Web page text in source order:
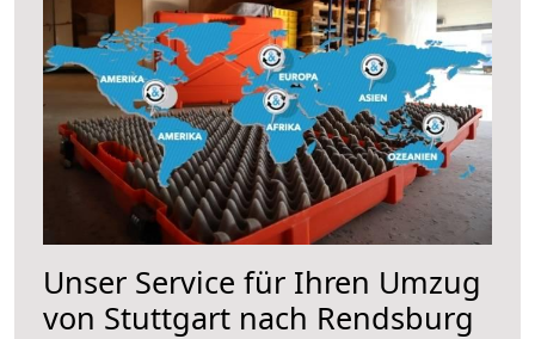
Unser Service für Ihren Umzug
von Stuttgart nach Rendsburg